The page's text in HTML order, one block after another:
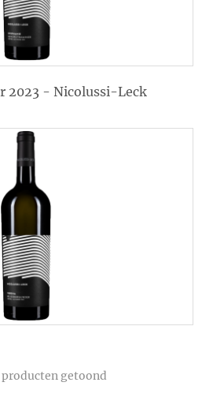
2023 - Nicolussi-Leck
producten getoond